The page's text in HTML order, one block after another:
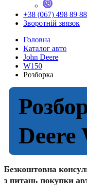
+38 (067) 498 89 88
Зворотній звязок
Головна
Каталог авто
John Deere
W150
Розборка
Deere
Безкоштовна
з питань покупки